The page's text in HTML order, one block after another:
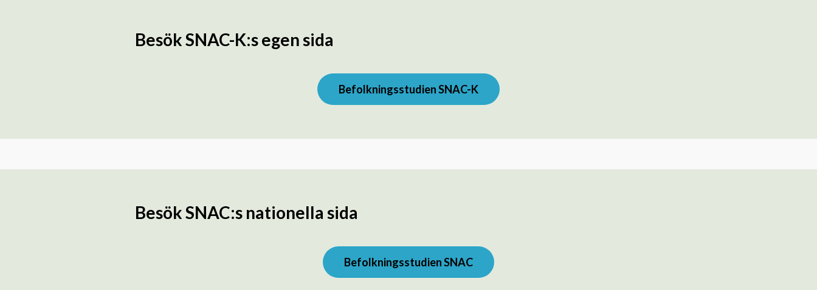
Besök SNAC-K:s egen sida
Befolkningsstudien SNAC-K
Besök SNAC:s nationella sida
Befolkningsstudien SNAC